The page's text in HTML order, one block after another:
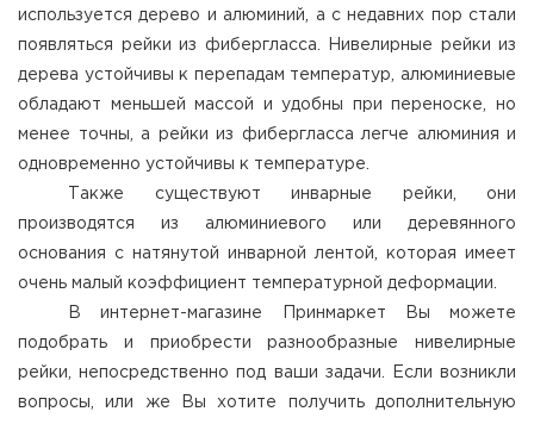
используется дерево и алюминий, а с недавних пор стали
появляться рейки из фибергласса. Нивелирные рейки из
дерева устойчивы к перепадам температур, алюминиевые
обладают меньшей массой и удобны при переноске, но
менее точны, а рейки из фибергласса легче алюминия и
одновременно устойчивы к температуре.
Также существуют инварные рейки, они
производятся из алюминиевого или деревянного
основания с натянутой инварной лентой, которая имеет
очень малый коэффициент температурной деформации.
В интернет-магазине Принмаркет Вы можете
подобрать и приобрести разнообразные нивелирные
рейки, непосредственно под ваши задачи. Если возникли
вопросы, или же Вы хотите получить дополнительную